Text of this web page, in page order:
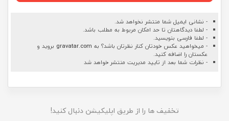
- نشانی ایمیل شما منتشر نخواهد شد.
- لطفا دیدگاهتان تا حد امکان مربوط به مطلب باشد.
- لطفا فارسی بنویسید.
- میخواهید عکس خودتان کنار نظرتان باشد؟ به gravatar.com بروید و
عکستان را اضافه کنید.
- نظرات شما بعد از تایید مدیریت منتشر خواهد شد
تخفیف ها را از طریق اپلیکیشن دنبال کنید!